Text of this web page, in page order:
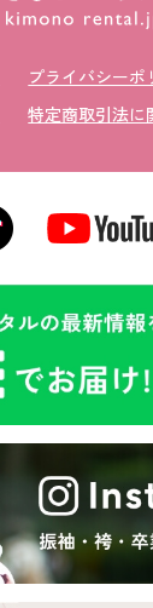
プライバシーポ
特定商取引法に